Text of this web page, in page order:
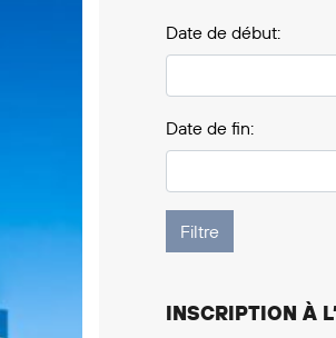
Date de début:
Date de fin:
INSCRIPTION À